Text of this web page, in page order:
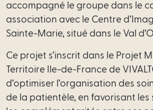
accompagné le groupe dans le
association avec le Centre
Sainte-Marie, situé dans le Val
Ce projet s’inscrit dans le Projet
Territoire Ile-de-France de
d’optimiser l’organisation des
de la patientèle, en favorisant les